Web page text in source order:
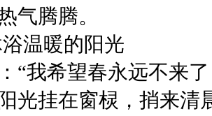
气腾腾。
温暖的阳光
“我希望春永远不来
光挂在窗棂，捎来清